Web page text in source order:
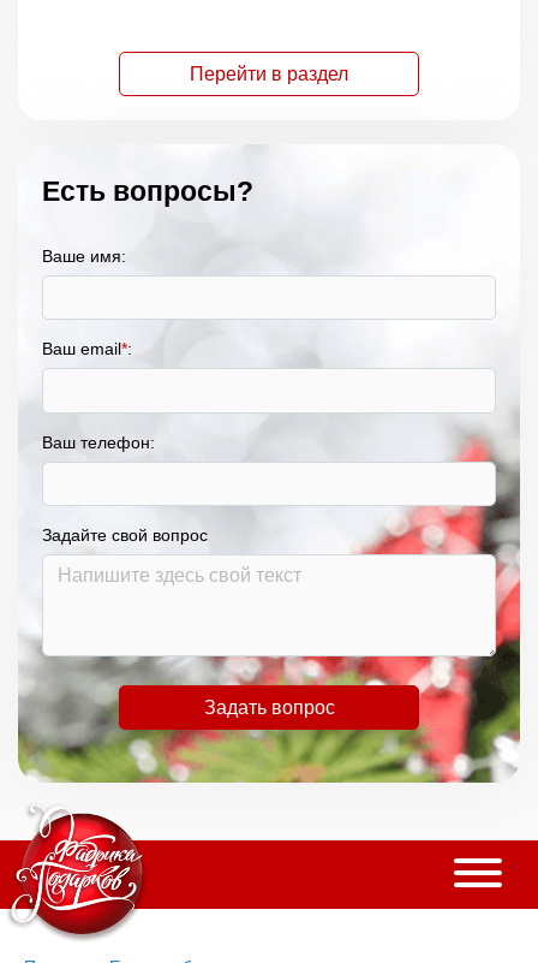
Перейти в раздел
Есть вопросы?
Ваше имя:
Ваш email*:
Ваш телефон:
Задайте свой вопрос
Задать вопрос